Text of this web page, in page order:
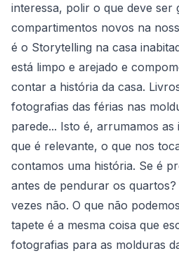
interessa, polir o que deve ser
compartimentos novos na
é o Storytelling na casa
está limpo e arejado e
contar a história da casa.
fotografias das férias nas
parede... Isto é, arrumamos as
que é relevante, o que nos
contamos uma história. Se é
antes de pendurar os
vezes não. O que não
tapete é a mesma coisa que
fotografias para as molduras